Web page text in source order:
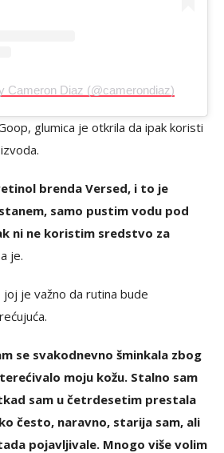
Cameron Diaz (@camerondiaz)
glumica je otkrila da ipak koristi
brenda Versed, i to je
samo pustim vodu pod
ni ne koristim sredstvo za
je.
je važno da rutina bude
se svakodnevno šminkala zbog
moju kožu. Stalno sam
sam u četrdesetim prestala
često, naravno, starija sam, ali
pojavljivale. Mnogo više volim